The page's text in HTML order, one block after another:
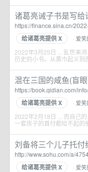
诸葛亮诫子书是写
https://finance.sina.cn/
给诸葛亮提供 X · 爱
2022年3月25日 ... 乱世来
历史的小书。从黄巾起义到
混在三国的咸鱼(盲
https://book.qidian.com/
给诸葛亮提供 X · 爱
2022年2月18日 ... 而自己
一套房子的首付都给不起的
刘备将三个儿子托
http://www.sohu.com/a/
给诸葛亮提供 X · 爱